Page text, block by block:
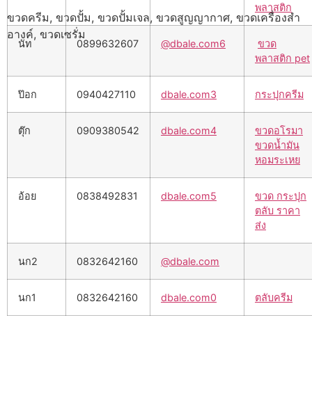
พลาสติก
นัท 0899632607 @dbale.com6
ขวด
พลาสติก pet
ป๊อก 0940427110 dbale.com3 กระปุกครีม
ตุ๊ก 0909380542 dbale.com4
ขวดอโรมา
ขวดน้ำมัน
หอมระเหย
อ้อย 0838492831 dbale.com5
ขวด กระปุก
ตลับ ราคา
ส่ง
นก2 0832642160 @dbale.com
นก1 0832642160 dbale.com0 ตลับครีม
ขวดครีม, ขวดปั้ม, ขวดปั้มเจล, ขวดสูญญากาศ, ขวดเครื่องสำ
อางค์, ขวดเซรั่ม